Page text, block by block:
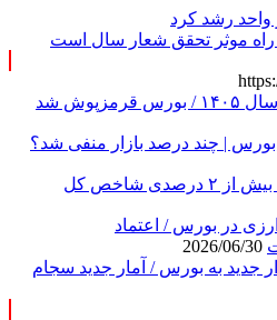
راه موثر تحقق شعار سال است
شد
بورس | چند درصد بازار منفی شد؟
شاخص کل
در بورس / اعتماد
سهامدار جدید به بورس / آمار جدید سجام